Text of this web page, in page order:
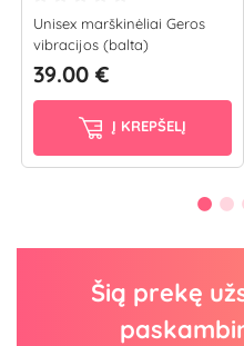
Unisex marškinėliai Geros
vibracijos (balta)
39.00 €
Į KREPŠELĮ
Šią prekę